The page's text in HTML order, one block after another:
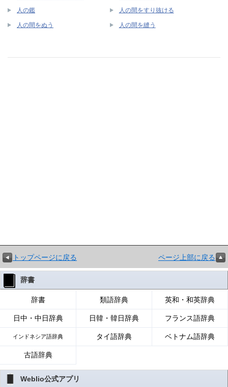
人の鑑 人の間をすり抜ける
人の間をぬう 人の間を縫う
トップページに戻る ページ上部に戻る
辞書
辞書 類語辞典 英和・和英辞典
日中・中日辞典 日韓・韓日辞典 フランス語辞典
インドネシア語辞典 タイ語辞典 ベトナム語辞典
古語辞典
Weblio公式アプリ